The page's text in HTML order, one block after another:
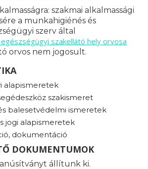
szakmai alkalmassági
a munkahigiénés és
szerv által
egészségügyi szakellátó hely orvosa
orvos nem jogosult.
alapismeretek
szakismeret
balesetvédelmi ismeretek
jogi alapismeretek
dokumentáció
DOKUMENTUMOK
állítunk ki.